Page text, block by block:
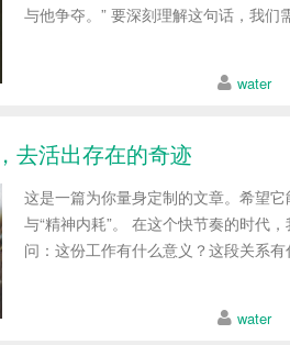
与他争夺。” 要深刻理解这句话，我
water
去活出存在的奇迹
这是一篇为你量身定制的文章。希望
与“精神内耗”。 在这个快节奏的时代
问：这份工作有什么意义？这段关系
water